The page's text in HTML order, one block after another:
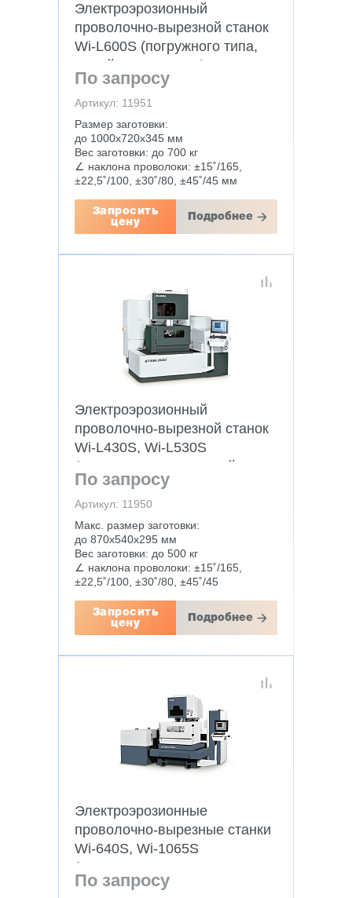
Электроэрозионный
проволочно-вырезной станок
Wi-L600S (погружного типа,
линейные привода)
По запросу
Артикул: 11951
Размер заготовки:
до 1000х720х345 мм
Вес заготовки: до 700 кг
∠ наклона проволоки: ±15˚/165,
±22,5˚/100, ±30˚/80, ±45˚/45 мм
Запросить
цену
Подробнее
Электроэрозионный
проволочно-вырезной станок
Wi-L430S, Wi-L530S
(погружного типа, линейные
привода)
По запросу
Артикул: 11950
Макс. размер заготовки:
до 870х540х295 мм
Вес заготовки: до 500 кг
∠ наклона проволоки: ±15˚/165,
±22,5˚/100, ±30˚/80, ±45˚/45
Запросить
цену
Подробнее
Электроэрозионные
проволочно-вырезные станки
Wi-640S, Wi-1065S
(погружного типа,
сервопривода)
По запросу